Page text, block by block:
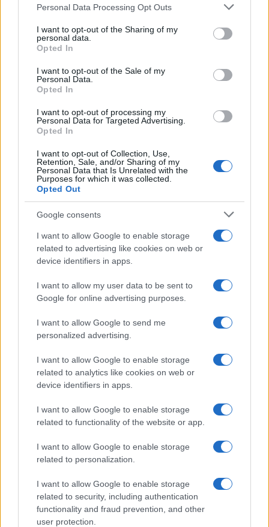
Please note that this website/app uses one or more Google
not limited to your visit or usage behaviour. You may click to
grant or deny consent to Google and its third-party tags to
use your data for below specified purposes in below Google
consent section.
Personal Data Processing Opt Outs
I want to opt-out of the Sharing of my
personal data.
Opted In
I want to opt-out of the Sale of my
Personal Data.
Opted In
I want to opt-out of processing my
Personal Data for Targeted Advertising.
Opted In
I want to opt-out of Collection, Use,
Retention, Sale, and/or Sharing of my
Personal Data that Is Unrelated with the
Purposes for which it was collected.
Opted Out
Google consents
I want to allow Google to enable storage
related to advertising like cookies on web or
device identifiers in apps.
I want to allow my user data to be sent to
Google for online advertising purposes.
I want to allow Google to send me
personalized advertising.
I want to allow Google to enable storage
related to analytics like cookies on web or
device identifiers in apps.
I want to allow Google to enable storage
related to functionality of the website or app.
I want to allow Google to enable storage
related to personalization.
I want to allow Google to enable storage
related to security, including authentication
functionality and fraud prevention, and other
user protection.
απόφαση της Αρχής Προστασίας Δεδομένων
εμφανίζονται μόνο με τον αριθμό ταυτότητας. Ο πίνακας
αποκλειομένων μπορεί να αναζητηθεί στο Γραφείο
Αμπελόκηποι).
πίνακα έχουν το δικαίωμα άσκησης ένστασης, η
προθεσμία υποβολής της οποίας ορίζεται από την ημέρα
ημέρας Δευτέρας 22 Ιανουαρίου 2018.
Δείτε τα αποτελέσματα
ΑΣΕΠ 3Κ/2017: Ανακοινώθηκαν τα οριστικά
αποτελέσματα της προκήρυξης
Ακολουθείστε το iPaideia.gr στο Google News
TελευταίεςΕιδήσειςγια την Παιδεία και την εργασία
iPaideia.gr